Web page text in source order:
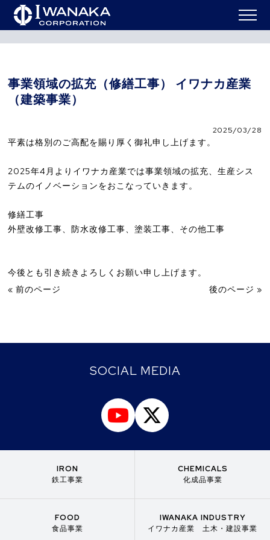
HOME >
ニュー
ス
>
事業領域の拡充（修繕工事） イワナカ産業（建築事
業）
事業領域の拡充（修繕工事） イワナカ産業
（建築事業）
2025/03/28
平素は格別のご高配を賜り厚く御礼申し上げます。
2025年4月よりイワナカ産業では事業領域の拡充、生産シス
テムのイノベーションをおこなっていきます。
修繕工事
外壁改修工事、防水改修工事、塗装工事、その他工事
今後とも引き続きよろしくお願い申し上げます。
« 前のページ
後のページ »
SOCIAL MEDIA
IRON
鉄工事業
CHEMICALS
化成品事業
FOOD
食品事業
IWANAKA INDUSTRY
イワナカ産業 土木・建設事業